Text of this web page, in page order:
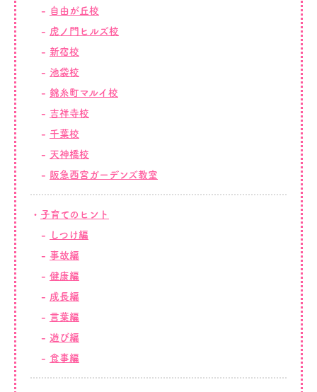
自由が丘校
虎ノ門ヒルズ校
新宿校
池袋校
錦糸町マルイ校
吉祥寺校
千葉校
天神橋校
阪急西宮ガーデンズ教室
子育てのヒント
しつけ編
事故編
健康編
成長編
言葉編
遊び編
食事編